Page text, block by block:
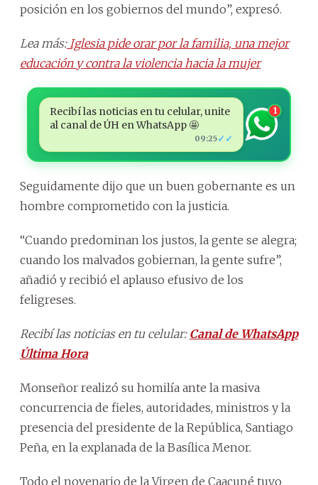
posición en los gobiernos del mundo”, expresó.
Lea más:Iglesia pide orar por la familia, una mejor
educación y contra la violencia hacia la mujer
Recibí las noticias en tu celular, unite
al canal de ÚH en WhatsApp 🤩
09:25✓✓
1
Seguidamente dijo que un buen gobernante es un
hombre comprometido con la justicia.
“Cuando predominan los justos, la gente se alegra;
cuando los malvados gobiernan, la gente sufre”,
añadió y recibió el aplauso efusivo de los
feligreses.
Recibí las noticias en tu celular: Canal de WhatsApp
Última Hora
Monseñor realizó su homilía ante la masiva
concurrencia de fieles, autoridades, ministros y la
presencia del presidente de la República, Santiago
Peña, en la explanada de la Basílica Menor.
Todo el novenario de la Virgen de Caacupé tuvo